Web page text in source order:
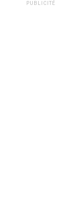
PUBLICITÉ